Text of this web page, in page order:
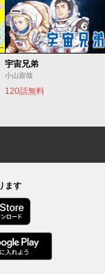
宇宙兄弟
小山宙哉
120話無料
ます